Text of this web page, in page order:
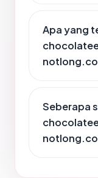
Apa yang
Seberapa